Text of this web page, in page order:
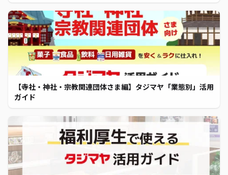
【寺社・神社・宗教関連団体さま編】タジマヤ「業態別」活用
ガイド